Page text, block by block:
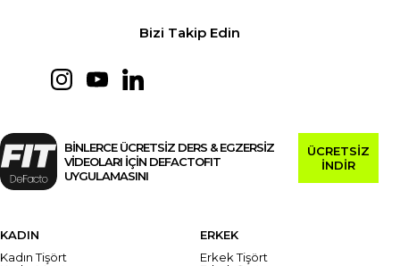
Bizi Takip Edin
BİNLERCE ÜCRETSİZ DERS & EGZERSİZ
VİDEOLARI İÇİN DEFACTOFIT
UYGULAMASINI
ÜCRETSİZ
İNDİR
KADIN
Kadın Tişört
ERKEK
Erkek Tişört